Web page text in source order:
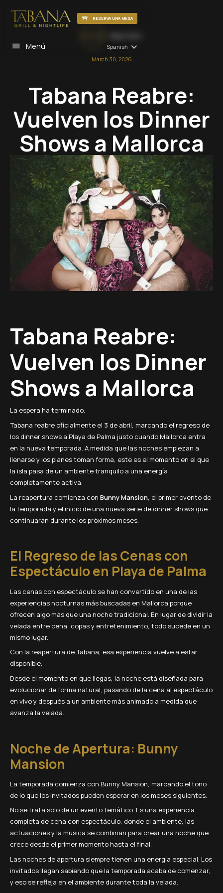
RESERVA UNA MESA
Menú Spanish
March 30, 2026
Tabana Reabre:
Vuelven los Dinner
Shows a Mallorca
Tabana Reabre:
Vuelven los Dinner
Shows a Mallorca
La espera ha terminado.
Tabana reabre oficialmente el 3 de abril, marcando el regreso de
los dinner shows a Playa de Palma justo cuando Mallorca entra
en la nueva temporada. A medida que las noches empiezan a
llenarse y los planes toman forma, este es el momento en el que
la isla pasa de un ambiente tranquilo a una energía
completamente activa.
La reapertura comienza con Bunny Mansion , el primer evento de
la temporada y el inicio de una nueva serie de dinner shows que
continuarán durante los próximos meses.
El Regreso de las Cenas con
Espectáculo en Playa de Palma
Las cenas con espectáculo se han convertido en una de las
experiencias nocturnas más buscadas en Mallorca porque
ofrecen algo más que una noche tradicional. En lugar de dividir la
velada entre cena, copas y entretenimiento, todo sucede en un
mismo lugar.
Con la reapertura de Tabana, esa experiencia vuelve a estar
disponible.
Desde el momento en que llegas, la noche está diseñada para
evolucionar de forma natural, pasando de la cena al espectáculo
en vivo y después a un ambiente más animado a medida que
avanza la velada.
Noche de Apertura: Bunny
Mansion
La temporada comienza con Bunny Mansion, marcando el tono
de lo que los invitados pueden esperar en los meses siguientes.
No se trata solo de un evento temático. Es una experiencia
completa de cena con espectáculo, donde el ambiente, las
actuaciones y la música se combinan para crear una noche que
crece desde el primer momento hasta el final.
Las noches de apertura siempre tienen una energía especial. Los
invitados llegan sabiendo que la temporada acaba de comenzar,
y eso se refleja en el ambiente durante toda la velada.